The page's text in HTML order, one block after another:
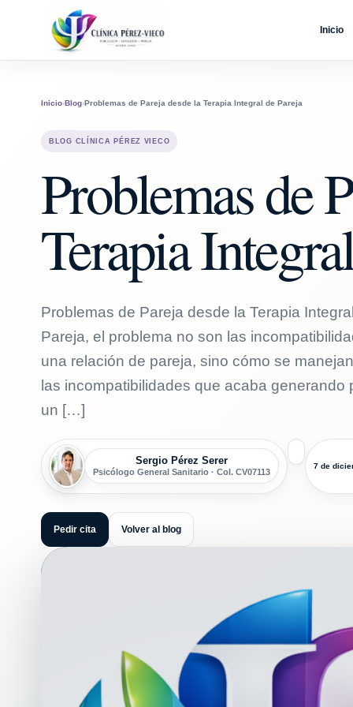
Inicio
Inicio›Blog›Problemas de Pareja desde la Terapia Integral de Pareja
BLOG CLÍNICA PÉREZ VIECO
Problemas de
Terapia
Problemas de Pareja desde la Terapia
Pareja, el problema no son las
una relación de pareja, sino cómo se
las incompatibilidades que acaba
un […]
Sergio Pérez Serer
Psicólogo General Sanitario · Col. CV07113
7 de
Pedir cita Volver al blog